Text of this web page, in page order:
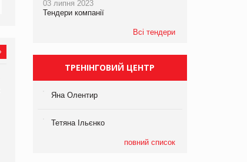
Олексій Логачов-Михайлов
Файно маркет Директор
виробництва
03 липня 2023
Тендери компанії
Всі тендери
ТРЕНІНГОВИЙ ЦЕНТР
Яна Олентир
Тетяна Ільєнко
повний список